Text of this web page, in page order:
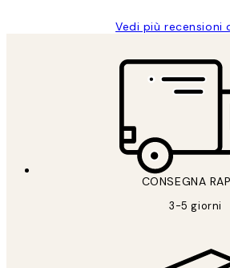
Vedi più recensioni
CONSEGNA
3-5 giorni